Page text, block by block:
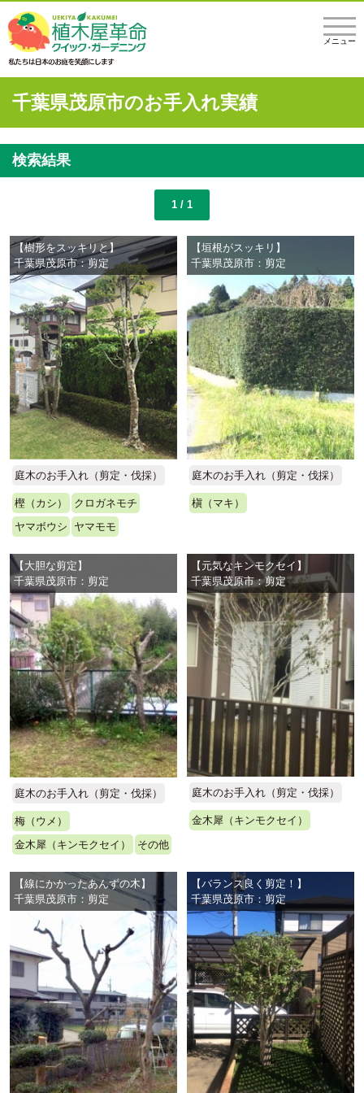
メニュー
千葉県茂原市のお手入れ実績
検索結果
1 / 1
【樹形をスッキリと】
千葉県茂原市：剪定
庭木のお手入れ（剪定・伐採）
樫（カシ）
クロガネモチ
ヤマボウシ
ヤマモモ
【垣根がスッキリ】
千葉県茂原市：剪定
庭木のお手入れ（剪定・伐採）
槇（マキ）
【大胆な剪定】
千葉県茂原市：剪定
庭木のお手入れ（剪定・伐採）
梅（ウメ）
金木犀（キンモクセイ）
その他
【元気なキンモクセイ】
千葉県茂原市：剪定
庭木のお手入れ（剪定・伐採）
金木犀（キンモクセイ）
【線にかかったあんずの木】
千葉県茂原市：剪定
【バランス良く剪定！】
千葉県茂原市：剪定